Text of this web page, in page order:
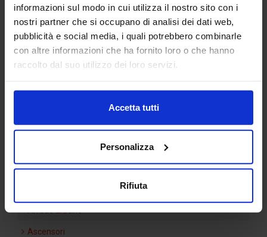
informazioni sul modo in cui utilizza il nostro sito con i
nostri partner che si occupano di analisi dei dati web,
pubblicità e social media, i quali potrebbero combinarle
con altre informazioni che ha fornito loro o che hanno
raccolto dal suo utilizzo dei loro servizi.
Accetta tutti
Personalizza
Rifiuta
Simbolo area di interesse
Categorie Blocchi CAD
Arredi interni
Arredo urbano
Ascensori